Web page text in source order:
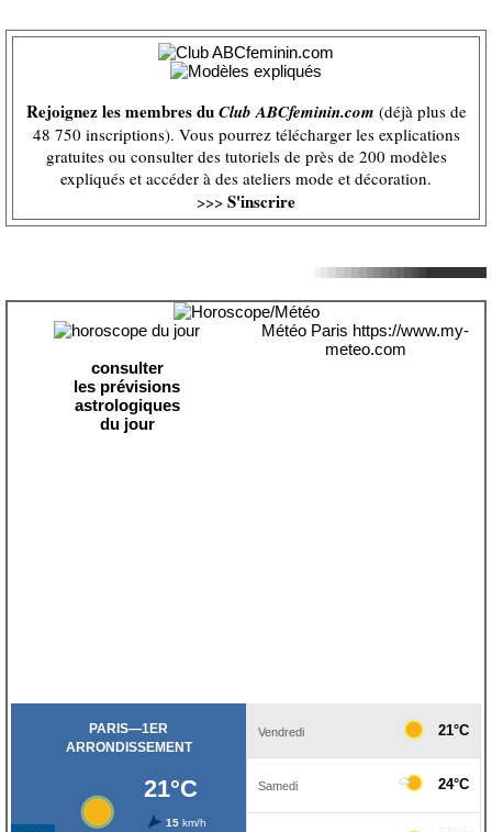
Rejoignez les membres duClub ABCfeminin.com (déjà plus de
48 750 inscriptions). Vous pourrez télécharger les explications
gratuites ou consulter des tutoriels de près de 200 modèles
expliqués et accéder à des ateliers mode et décoration.
>>> S'inscrire
consulter
les prévisions
astrologiques
du jour
Météo Paris https://www.my-
meteo.com